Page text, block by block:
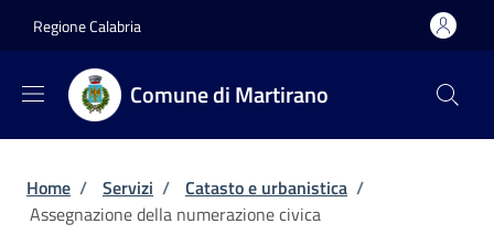
Regione Calabria
Comune di Martirano
Briciole di pane
Home / Servizi / Catasto e urbanistica /
Assegnazione della numerazione civica